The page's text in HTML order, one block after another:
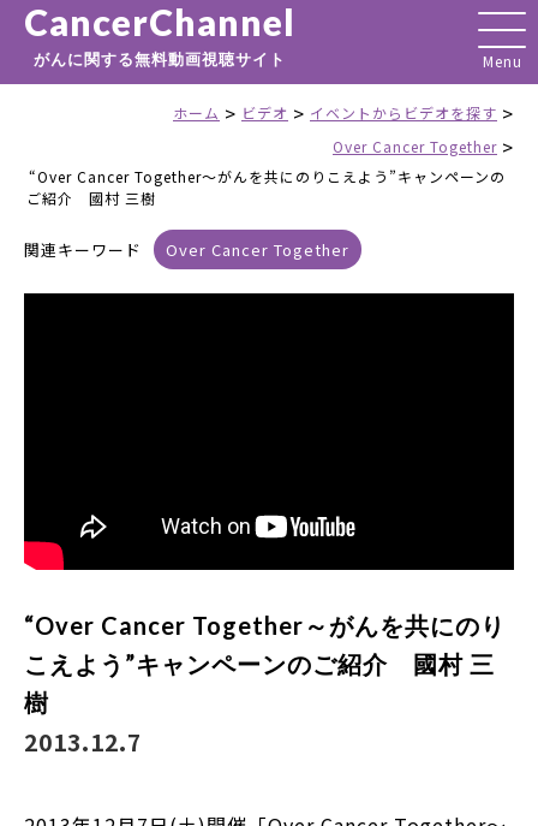
CancerChannel
がんに関する無料動画視聴サイト
ホーム > ビデオ > イベントからビデオを探す >
Over Cancer Together >
“Over Cancer Together～がんを共にのりこえよう”キャンペーンの
ご紹介 國村 三樹
関連キーワード Over Cancer Together
“Over Cancer Together～がんを共にのり
こえよう”キャンペーンのご紹介 國村 三
樹
2013.12.7